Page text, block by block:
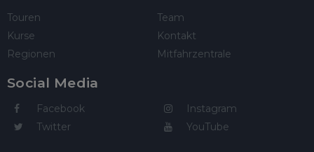
Touren
Kurse
Regionen
Team
Kontakt
Mitfahrzentrale
Social Media
Facebook
Twitter
Instagram
YouTube